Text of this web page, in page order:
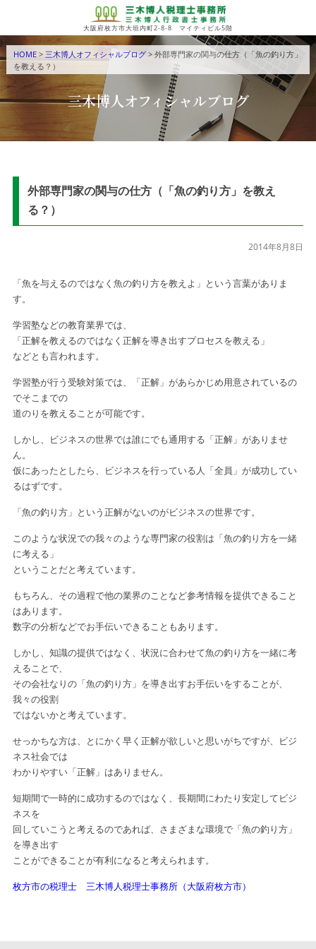
大阪府枚方市大垣内町2-8-8 マイティビル5階
HOME> 三木博人オフィシャルブログ> 外部専門家の関与の仕方（「魚の釣り方」
を教える？）
三木博人オフィシャルブログ
外部専門家の関与の仕方（「魚の釣り方」を教え
る？）
2014年8月8日
「魚を与えるのではなく魚の釣り方を教えよ」という言葉がありま
す。
学習塾などの教育業界では、
「正解を教えるのではなく正解を導き出すプロセスを教える」
などとも言われます。
学習塾が行う受験対策では、「正解」があらかじめ用意されているの
でそこまでの
道のりを教えることが可能です。
しかし、ビジネスの世界では誰にでも通用する「正解」がありませ
ん。
仮にあったとしたら、ビジネスを行っている人「全員」が成功してい
るはずです。
「魚の釣り方」という正解がないのがビジネスの世界です。
このような状況での我々のような専門家の役割は「魚の釣り方を一緒
に考える」
ということだと考えています。
もちろん、その過程で他の業界のことなど参考情報を提供できること
はあります。
数字の分析などでお手伝いできることもあります。
しかし、知識の提供ではなく、状況に合わせて魚の釣り方を一緒に考
えることで、
その会社なりの「魚の釣り方」を導き出すお手伝いをすることが、
我々の役割
ではないかと考えています。
せっかちな方は、とにかく早く正解が欲しいと思いがちですが、ビジ
ネス社会では
わかりやすい「正解」はありません。
短期間で一時的に成功するのではなく、長期間にわたり安定してビジ
ネスを
回していこうと考えるのであれば、さまざまな環境で「魚の釣り方」
を導き出す
ことができることが有利になると考えられます。
枚方市の税理士 三木博人税理士事務所（大阪府枚方市）